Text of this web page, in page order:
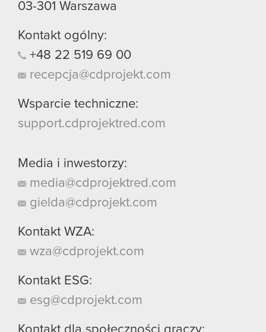
03-301 Warszawa
Kontakt ogólny:
+48 22 519 69 00
recepcja@cdprojekt.com
Wsparcie techniczne:
support.cdprojektred.com
Media i inwestorzy:
media@cdprojektred.com
gielda@cdprojekt.com
Kontakt WZA:
wza@cdprojekt.com
Kontakt ESG:
esg@cdprojekt.com